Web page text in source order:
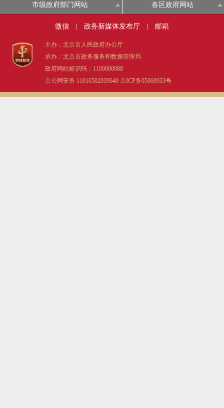
市级政府部门网站 各区政府网站
微信 政务新媒体发布厅 邮箱
主办：北京市人民政府办公厅
承办：北京市政务服务和数据管理局
政府网站标识码：1100000088
京公网安备 11010502039640 京ICP备05060933号